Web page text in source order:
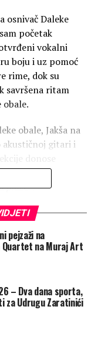
osnivač Daleke
početak
vokalni
boju i uz pomoć
rime, dok su
savršena ritam
obale.
obale, Jakša na
akustičnoj gitari i
pod
plaže”.
obale onako kako
zauvijek
i u koncertnim
pejzaži na
Quartet na Muraj Art
– Dva dana sporta,
za Udrugu Zaratinići